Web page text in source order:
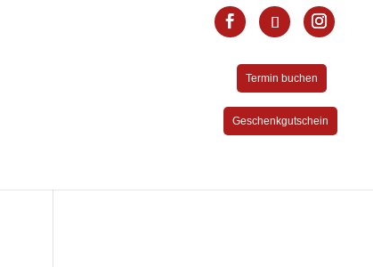
Termin buchen
Geschenkgutschein